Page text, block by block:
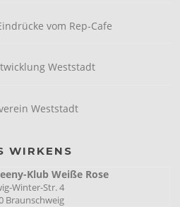
vom Rep-Cafe
Weststadt
Weststadt
WIRKENS
Klub Weiße Rose
Winter-Str. 4
Braunschweig